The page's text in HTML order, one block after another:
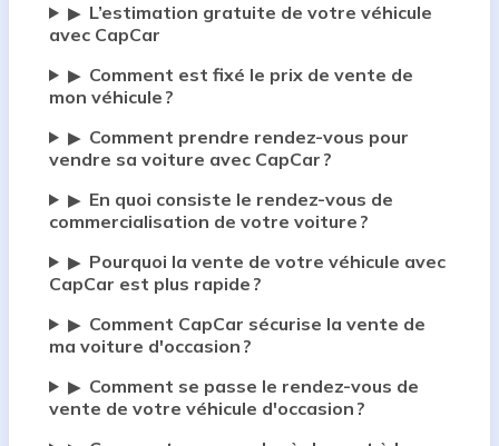
▶ L’estimation gratuite de votre véhicule
avec CapCar
▶ Comment est fixé le prix de vente de
mon véhicule ?
▶ Comment prendre rendez-vous pour
vendre sa voiture avec CapCar ?
▶ En quoi consiste le rendez-vous de
commercialisation de votre voiture ?
▶ Pourquoi la vente de votre véhicule avec
CapCar est plus rapide ?
▶ Comment CapCar sécurise la vente de
ma voiture d'occasion ?
▶ Comment se passe le rendez-vous de
vente de votre véhicule d'occasion ?